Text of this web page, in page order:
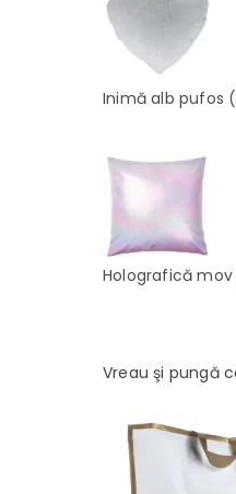
Inimă alb pufos
Holografică mov
Vreau şi pungă